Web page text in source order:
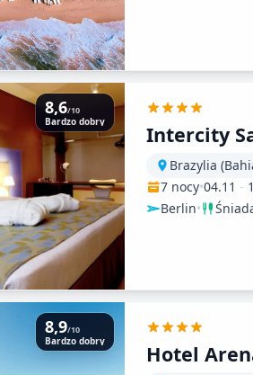
8,6/10
Bardzo dobry Intercity
Brazylia
7 nocy•04.11 -
Berlin•
8,9/10
Bardzo dobry Hotel